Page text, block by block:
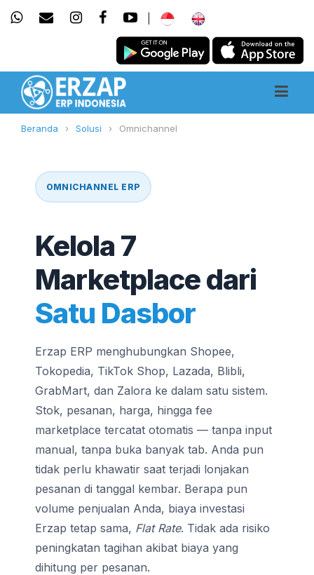
Beranda › Solusi › Omnichannel
OMNICHANNEL ERP
Kelola 7
Marketplace dari
Satu Dasbor
Erzap ERP menghubungkan Shopee,
Tokopedia, TikTok Shop, Lazada, Blibli,
GrabMart, dan Zalora ke dalam satu sistem.
Stok, pesanan, harga, hingga fee
marketplace tercatat otomatis — tanpa input
manual, tanpa buka banyak tab. Anda pun
tidak perlu khawatir saat terjadi lonjakan
pesanan di tanggal kembar. Berapa pun
volume penjualan Anda, biaya investasi
Erzap tetap sama, Flat Rate. Tidak ada risiko
peningkatan tagihan akibat biaya yang
dihitung per pesanan.